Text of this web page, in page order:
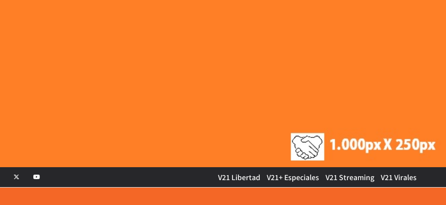
V21 Libertad V21+ Especiales V21 Streaming V21 Virales